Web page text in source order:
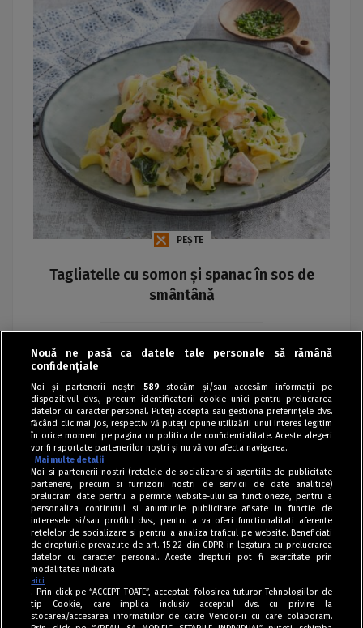
PEȘTE
Tagliatelle cu somon și spanac în sos de
smântână
Nouă ne pasă ca datele tale personale să rămână
confidențiale
Noi și partenerii noștri 589 stocăm și/sau accesăm informații pe
dispozitivul dvs., precum identificatorii cookie unici pentru prelucrarea
datelor cu caracter personal. Puteți accepta sau gestiona preferințele dvs.
făcând clic mai jos, respectiv vă puteți opune utilizării unui interes legitim
în orice moment pe pagina cu politica de confidențialitate. Aceste alegeri
vor fi raportate partenerilor noștri și nu vă vor afecta navigarea.
Mai multe detalii
Noi si partenerii nostri (retelele de socializare si agentiile de publicitate
partenere, precum si furnizorii nostri de servicii de date analitice)
prelucram date pentru a permite website-ului sa functioneze, pentru a
personaliza continutul si anunturile publicitare afisate in functie de
interesele si/sau profilul dvs., pentru a va oferi functionalitati aferente
retelelor de socializare si pentru a analiza traficul pe website. Beneficiati
de drepturile prevazute de art. 15-22 din GDPR in legatura cu prelucrarea
datelor cu caracter personal. Aceste drepturi pot fi exercitate prin
modalitatea indicata
aici
. Prin click pe “ACCEPT TOATE”, acceptati folosirea tuturor Tehnologiilor de
tip Cookie, care implica inclusiv acceptul dvs. cu privire la
stocarea/accesarea informatiilor de catre Vendor-ii cu care colaboram.